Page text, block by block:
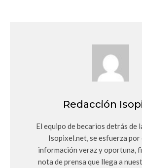
Redacción
El equipo de becarios detrás de
Isopixel.net, se esfuerza
información veraz y oportuna,
nota de prensa que llega a